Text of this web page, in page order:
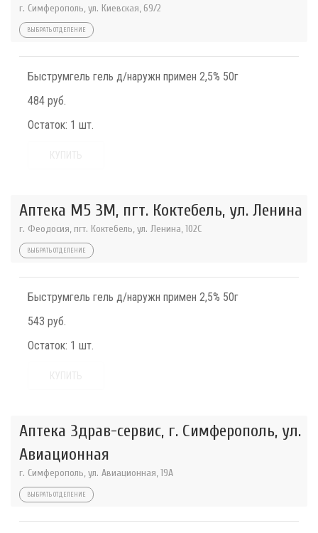
г. Симферополь, ул. Киевская, 69/2
ВЫБРАТЬ ОТДЕЛЕНИЕ
Быструмгель гель д/наружн примен 2,5% 50г
484 руб.
Остаток: 1 шт.
Аптека М5 3М, пгт. Коктебель, ул. Ленина
г. Феодосия, пгт. Коктебель, ул. Ленина, 102С
ВЫБРАТЬ ОТДЕЛЕНИЕ
Быструмгель гель д/наружн примен 2,5% 50г
543 руб.
Остаток: 1 шт.
Аптека Здрав-сервис, г. Симферополь, ул.
Авиационная
г. Симферополь, ул. Авиационная, 19А
ВЫБРАТЬ ОТДЕЛЕНИЕ